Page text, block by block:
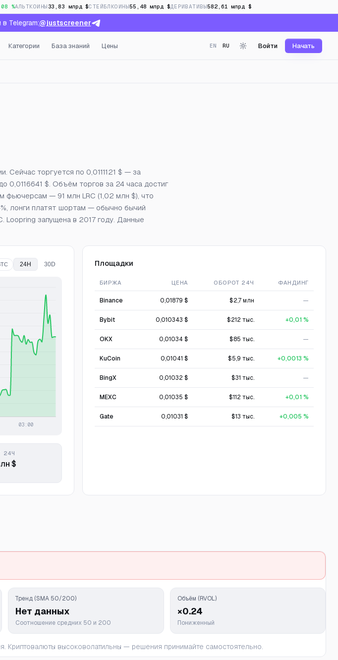
%АЛЬТКОИНЫ 33,83 млрд $СТЕЙБЛКОИНЫ55,48 млрд $ДЕРИВАТИВЫ582,61 млрд $
Telegram:@justscreener
Категории База знаний Цены EN RU Войти Начать
и фандинг в реальном времени
Сейчас торгуется по 0,0111121 $ — за
0,0116641 $. Объём торгов за 24 часа достиг
— 91 млн LRC (1,02 млн $), что
лонги платят шортам — обычно бычий
Loopring запущена в 2017 году. Данные
24H 30D
24Ч
$
Площадки
БИРЖА ЦЕНА ОБОРОТ 24Ч ФАНДИНГ
Binance 0,01879 $ $2,7 млн —
Bybit 0,010343 $ $212 тыс. +0,01 %
OKX 0,01034 $ $85 тыс. —
KuCoin 0,01041 $ $5,9 тыс. +0,0013 %
BingX 0,01032 $ $31 тыс. —
MEXC 0,01035 $ $112 тыс. +0,01 %
Gate 0,01031 $ $13 тыс. +0,005 %
Тренд (SMA 50/200)
Нет данных
Соотношение средних 50 и 200
Объём (RVOL)
×0.24
Пониженный
Криптовалюты высоковолатильны — решения принимайте самостоятельно.